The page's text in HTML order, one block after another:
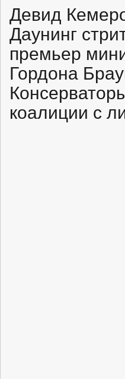
Девид
Даунинг
премьер
Гордона
коалиции с